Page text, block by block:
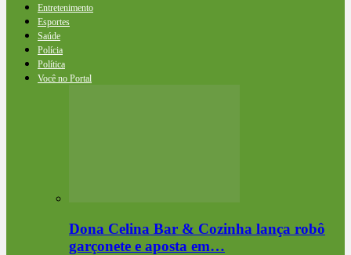
Entretenimento
Esportes
Saúde
Polícia
Política
Você no Portal
Dona Celina Bar & Cozinha lança robô
garçonete e aposta em…